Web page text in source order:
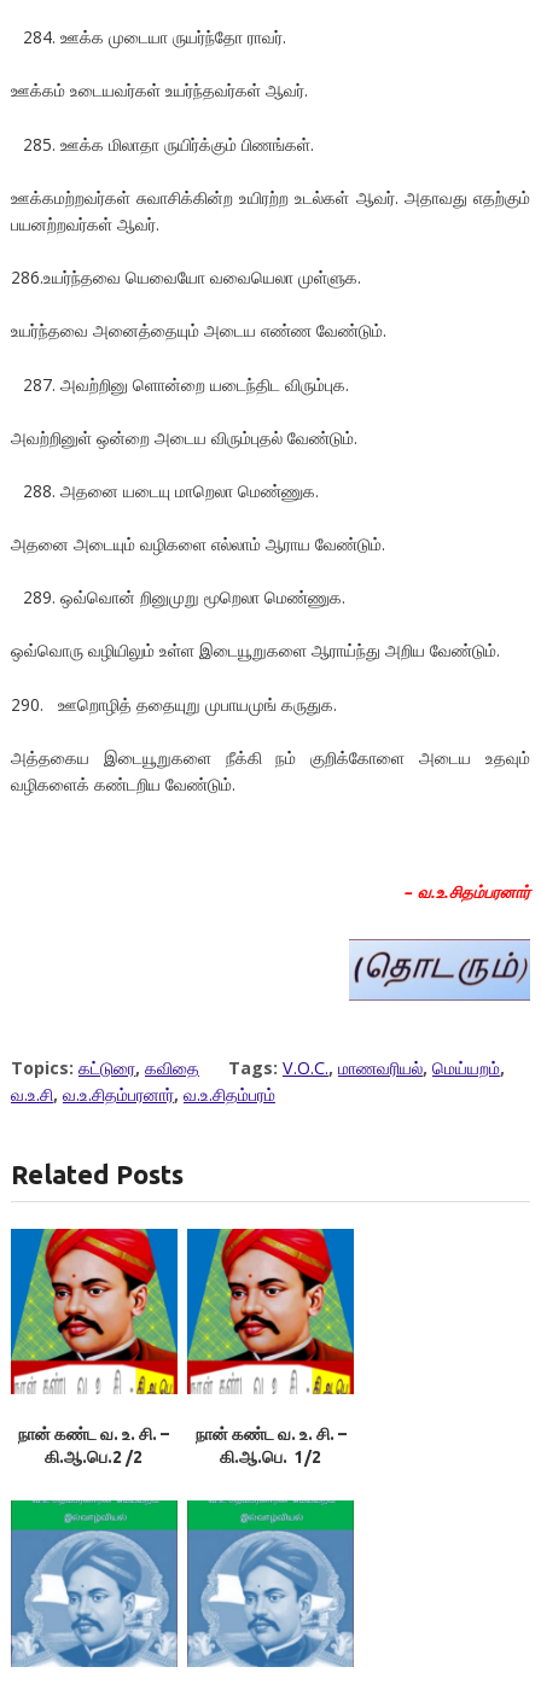
ஊக்க முடையா ருயர்ந்தோ ராவர்.
ஊக்கம் உடையவர்கள் உயர்ந்தவர்கள் ஆவர்.
ஊக்க மிலாதா ருயிர்க்கும் பிணங்கள்.
ஊக்கமற்றவர்கள் சுவாசிக்கின்ற உயிரற்ற உடல்கள் ஆவர். அதாவது எதற்கும்
பயனற்றவர்கள் ஆவர்.
286.உயர்ந்தவை யெவையோ வவையெலா முள்ளுக.
உயர்ந்தவை அனைத்தையும் அடைய எண்ண வேண்டும்.
அவற்றினு ளொன்றை யடைந்திட விரும்புக.
அவற்றினுள் ஒன்றை அடைய விரும்புதல் வேண்டும்.
அதனை யடையு மாறெலா மெண்ணுக.
அதனை அடையும் வழிகளை எல்லாம் ஆராய வேண்டும்.
ஒவ்வொன் றினுமுறு மூறெலா மெண்ணுக.
ஒவ்வொரு வழியிலும் உள்ள இடையூறுகளை ஆராய்ந்து அறிய வேண்டும்.
290. ஊறொழித் ததையுறு முபாயமுங் கருதுக.
அத்தகைய இடையூறுகளை நீக்கி நம் குறிக்கோளை அடைய உதவும்
வழிகளைக் கண்டறிய வேண்டும்.
– வ.உ.சிதம்பரனார்
Topics: கட்டுரை, கவிதை Tags: V.O.C., மாணவரியல், மெய்யறம்,
வ.உ.சி, வ.உ.சிதம்பரனார், வ.உ.சிதம்பரம்
Related Posts
நான் கண்ட வ. உ. சி. –
கி.ஆ.பெ.2 /2
நான் கண்ட வ. உ. சி. –
கி.ஆ.பெ. 1/2